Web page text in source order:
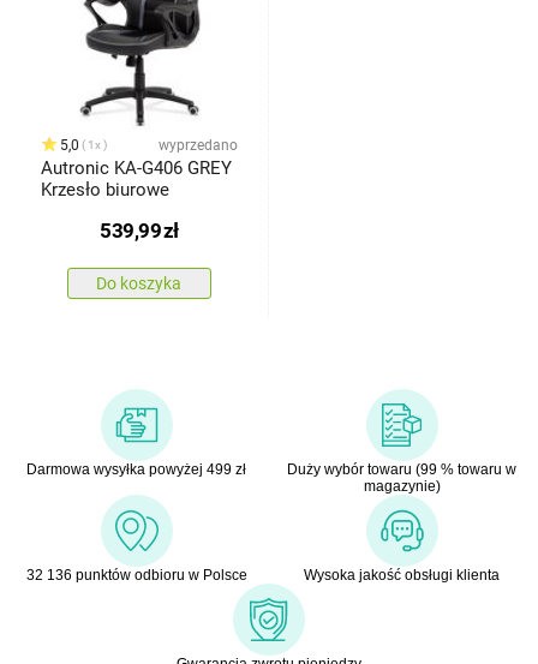
5,0 1x wyprzedano
Autronic KA-G406 GREY
Krzesło biurowe
539,99zł
Do koszyka
Darmowa wysyłka powyżej 499 zł
Duży wybór towaru (99 % towaru w
magazynie)
32 136 punktów odbioru w Polsce Wysoka jakość obsługi klienta